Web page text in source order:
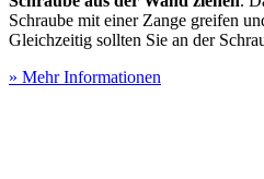
Schraube mit einer Zange greifen
Gleichzeitig sollten Sie an der
» Mehr Informationen